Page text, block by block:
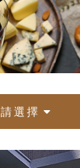
請選擇